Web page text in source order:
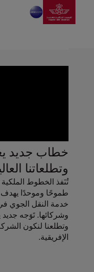
تخطي إلى المحتوى الرئيسي
انتقل
خطاب جديد
وتطلعاتنا
تُنَفذ الخطوط الملكية
طموحًا وموحدًا
خدمة النقل الجوي في
وشركائها. تَوَجه جديد
وتطلعنا لنكون
الإفريقية.